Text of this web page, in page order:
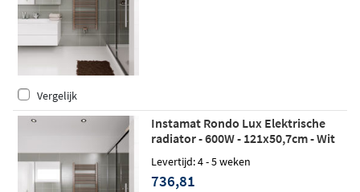
Vergelijk
Instamat Rondo Lux Elektrische
radiator - 600W - 121x50,7cm - Wit
Levertijd: 4 - 5 weken
736,81